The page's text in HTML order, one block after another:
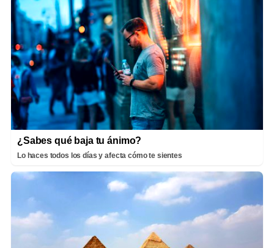
¿Sabes qué baja tu ánimo?
Lo haces todos los días y afecta cómo te sientes